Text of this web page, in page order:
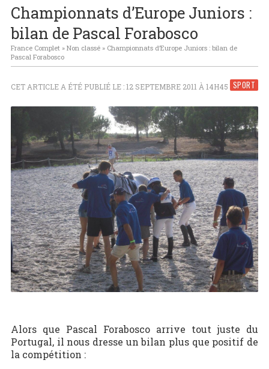
indoor reviennent le 23 Janvier 2027 !
Championnats d’Europe Juniors :
bilan de Pascal Forabosco
France Complet» Non classé» Championnats d’Europe Juniors : bilan de
Pascal Forabosco
SPORT
CET ARTICLE A ÉTÉ PUBLIÉ LE : 12 SEPTEMBRE 2011 À 14H45
Alors que Pascal Forabosco arrive tout juste du
Portugal, il nous dresse un bilan plus que positif de
la compétition :